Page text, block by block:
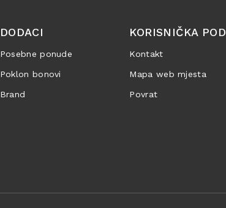
DODACI
Posebne ponude
Poklon bonovi
Brand
KORISNIČKA
Kontakt
Mapa web mjesta
Povrat